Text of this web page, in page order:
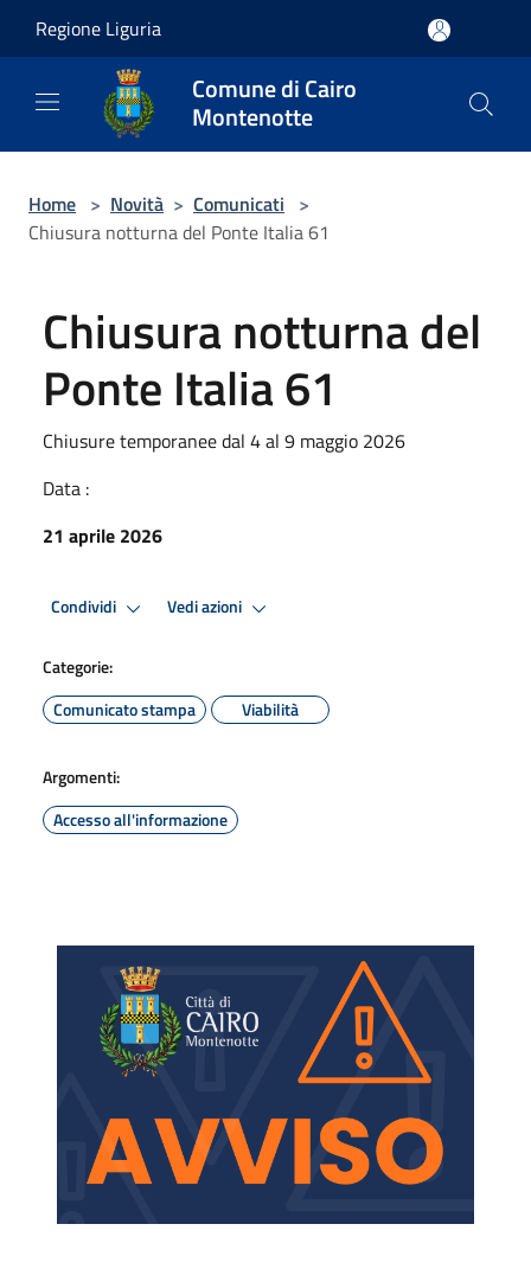
Regione Liguria
Comune di Cairo
Montenotte
Home > Novità > Comunicati >
Chiusura notturna del Ponte Italia 61
Chiusura notturna del
Ponte Italia 61
Chiusure temporanee dal 4 al 9 maggio 2026
Data :
21 aprile 2026
Condividi Vedi azioni
Categorie:
Comunicato stampa
Viabilità
Argomenti:
Accesso all'informazione